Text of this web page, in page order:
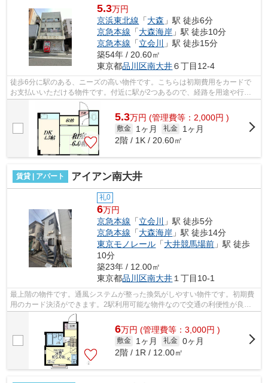
5.3万円
京浜東北線 「大森 」駅 徒歩6分
京急本線 「大森海岸 」駅 徒歩10分
京急本線 「立会川
」駅 徒歩15分
築54年 / 20.60㎡
東京都品川区南大井６丁目12-4
徒歩6分に駅のある、ニーズの高い物件です。こちらは初期費用をカードで
お支払いいただける物件です。付近に駅が2つあるので、経路を用途や行き
先によって選べる物件です。通風良好の...
5.3万円 (管理費等：2,000円 )
敷金 1ヶ月 礼金
1ヶ月
2階 / 1K / 20.60㎡
賃貸 | アパート アイアン南大井
礼0
6万円
京急本線 「立会川
」駅 徒歩5分
京急本線 「大森海岸 」駅 徒歩14分
東京モノレール 「大井競馬場前 」駅 徒歩
10分
築23年 / 12.00㎡
東京都品川区南大井 １丁目10-1
最上階の物件です。通風システムが整った換気がしやすい物件です。初期費
用のカード決済ができます。2駅利用可能な物件なので交通の利便性が良い
のが魅力です。こちらの物件はアパート...
6万円 (管理費等：3,000円 )
敷金 1ヶ月 礼金 0ヶ月
2階 / 1R / 12.00㎡